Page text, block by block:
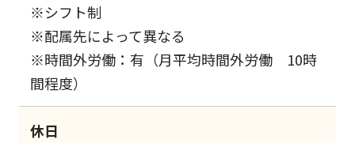
※シフト制
※配属先によって異なる
※時間外労働：有（月平均時間外労働 10時
間程度）
休日